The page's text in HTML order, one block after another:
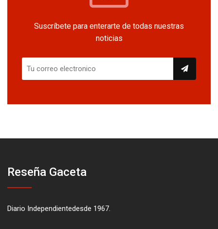
Suscríbete para enterarte de todas nuestras
noticias
Reseña Gaceta
Diario Independientedesde 1967.